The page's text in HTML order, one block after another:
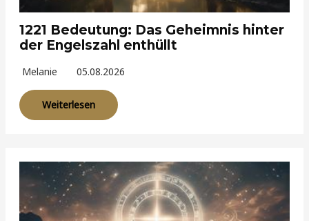
1221 Bedeutung: Das Geheimnis hinter
der Engelszahl enthüllt
Melanie 05.08.2026
Weiterlesen